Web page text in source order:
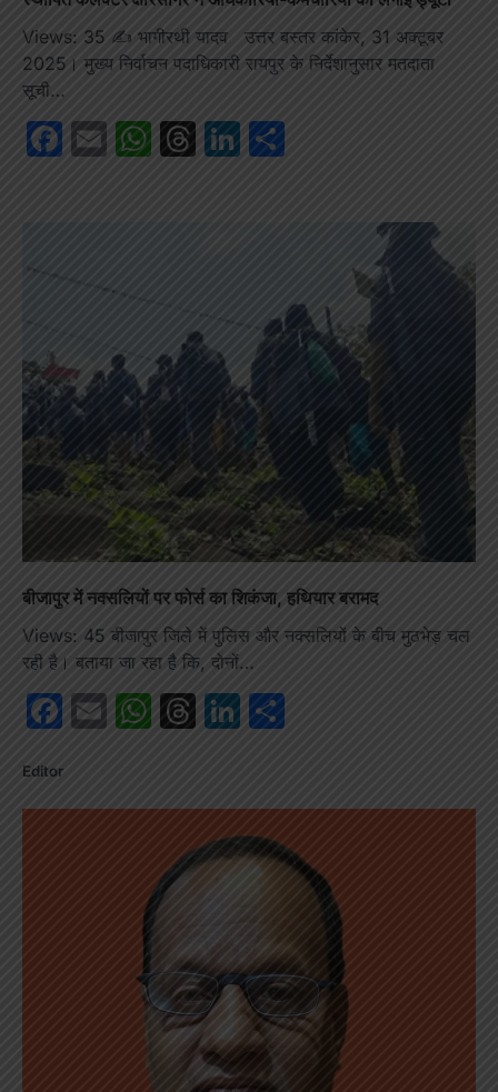
Views: 35 ✍️ भागीरथी यादव उत्तर बस्तर कांकेर, 31 अक्टूबर
2025। मुख्य निर्वाचन पदाधिकारी रायपुर के निर्देशानुसार मतदाता
सूची…
Facebook
EmailWhatsApp
Threads
LinkedIn
बीजापुर में नक्सलियों पर फोर्स का शिकंजा, हथियार बरामद
Views: 45 बीजापुर जिले में पुलिस और नक्सलियों के बीच मुठभेड़ चल
रही है। बताया जा रहा है कि, दोनों…
Facebook
EmailWhatsApp
Threads
LinkedIn
Editor